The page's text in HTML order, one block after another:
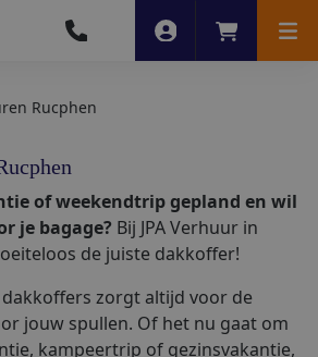
Account
Rucphen
of weekendtrip gepland en wil
je bagage? Bij JPA Verhuur in
de juiste dakkoffer!
zorgt altijd voor de
jouw spullen. Of het nu gaat om
kampeertrip of gezinsvakantie,